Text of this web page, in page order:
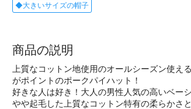
◆大きいサイズの帽子
商品の説明
上質なコットン地使用のオールシーズン使え
がポイントのポークパイハット！
好きな人は好き！大人の男性人気の高いベー
やや起毛した上質なコットン特有の柔らかさ